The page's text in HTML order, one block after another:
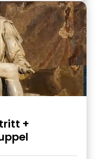
+